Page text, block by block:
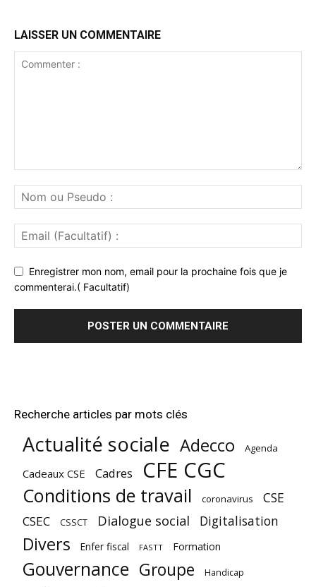
LAISSER UN COMMENTAIRE
Enregistrer mon nom, email pour la prochaine fois que je
commenterai.( Facultatif)
Recherche articles par mots clés
Actualité sociale Adecco Agenda
Cadeaux CSE Cadres CFE CGC
Conditions de travail coronavirus CSE
CSEC CSSCT Dialogue social Digitalisation
Divers Enfer fiscal FASTT Formation
Gouvernance Groupe Handicap